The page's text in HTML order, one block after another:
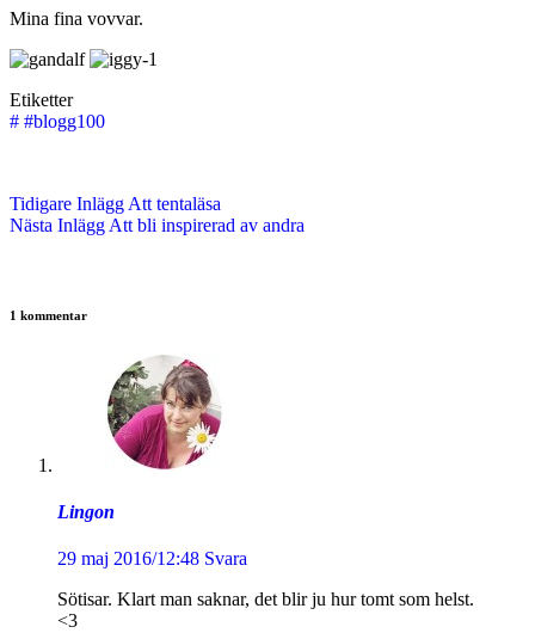
Mina fina vovvar.
Etiketter
# #blogg100
Tidigare Inlägg Att tentaläsa
Nästa Inlägg Att bli inspirerad av andra
1 kommentar
Lingon
29 maj 2016/12:48 Svara
Sötisar. Klart man saknar, det blir ju hur tomt som helst.
<3